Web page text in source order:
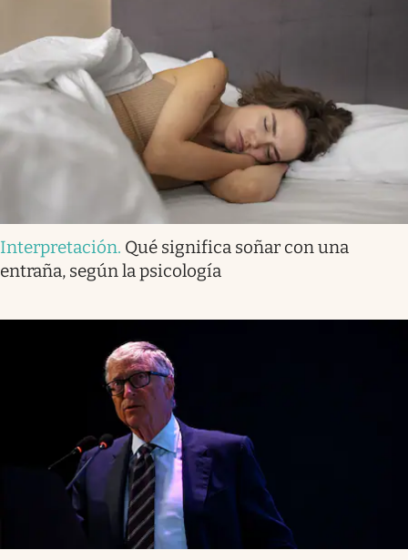
Interpretación. Qué significa soñar con una
entraña, según la psicología